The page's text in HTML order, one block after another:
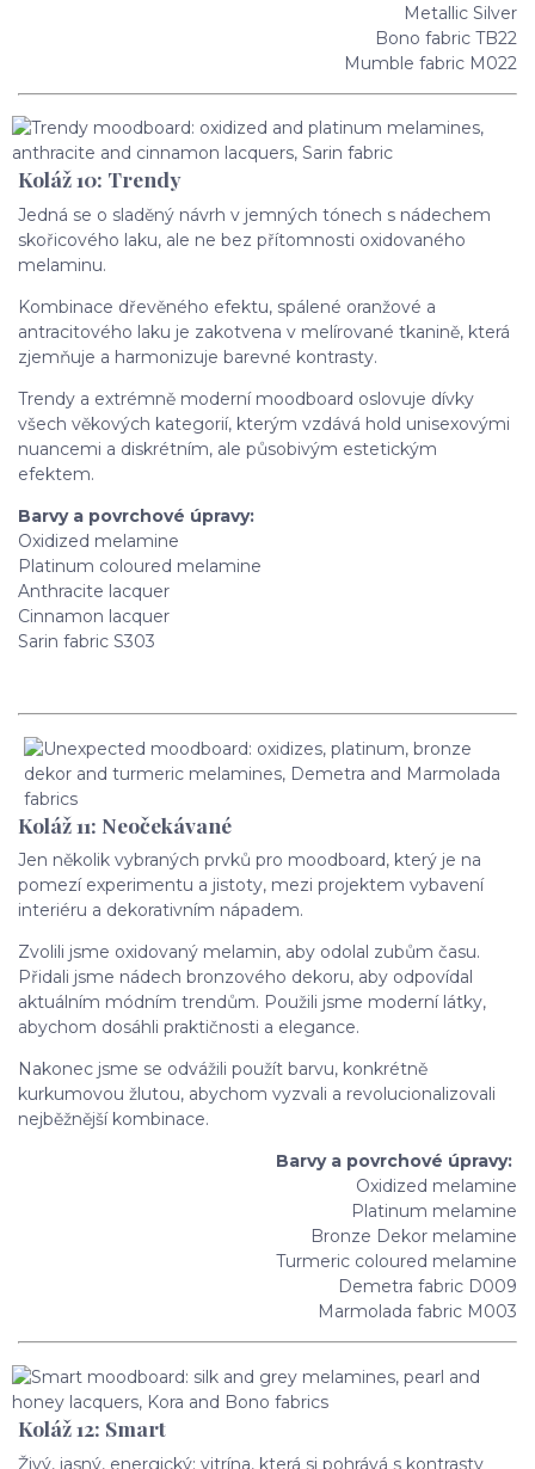
Metallic Silver
Bono fabric TB22
Mumble fabric M022
Koláž 10: Trendy
Jedná se o sladěný návrh v jemných tónech s nádechem
skořicového laku, ale ne bez přítomnosti oxidovaného
melaminu.
Kombinace dřevěného efektu, spálené oranžové a
antracitového laku je zakotvena v melírované tkanině, která
zjemňuje a harmonizuje barevné kontrasty.
Trendy a extrémně moderní moodboard oslovuje dívky
všech věkových kategorií, kterým vzdává hold unisexovými
nuancemi a diskrétním, ale působivým estetickým
efektem.
Barvy a povrchové úpravy:
Oxidized melamine
Platinum coloured melamine
Anthracite lacquer
Cinnamon lacquer
Sarin fabric S303
Koláž 11: Neočekávané
Jen několik vybraných prvků pro moodboard, který je na
pomezí experimentu a jistoty, mezi projektem vybavení
interiéru a dekorativním nápadem.
Zvolili jsme oxidovaný melamin, aby odolal zubům času.
Přidali jsme nádech bronzového dekoru, aby odpovídal
aktuálním módním trendům. Použili jsme moderní látky,
abychom dosáhli praktičnosti a elegance.
Nakonec jsme se odvážili použít barvu, konkrétně
kurkumovou žlutou, abychom vyzvali a revolucionalizovali
nejběžnější kombinace.
Barvy a povrchové úpravy:
Oxidized melamine
Platinum melamine
Bronze Dekor melamine
Turmeric coloured melamine
Demetra fabric D009
Marmolada fabric M003
Koláž 12: Smart
Živý, jasný, energický: vitrína, která si pohrává s kontrasty